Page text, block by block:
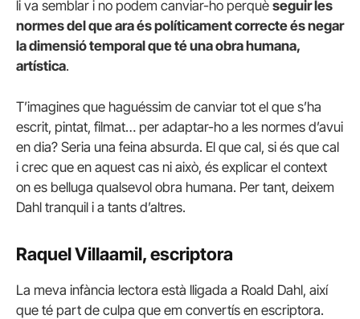
li va semblar i no podem canviar-ho perquè seguir les
normes del que ara és políticament correcte és negar
la dimensió temporal que té una obra humana,
artística.
T’imagines que haguéssim de canviar tot el que s’ha
escrit, pintat, filmat… per adaptar-ho a les normes d’avui
en dia? Seria una feina absurda. El que cal, si és que cal
i crec que en aquest cas ni això, és explicar el context
on es belluga qualsevol obra humana. Per tant, deixem
Dahl tranquil i a tants d’altres.
Raquel Villaamil, escriptora
La meva infància lectora està lligada a Roald Dahl, així
que té part de culpa que em convertís en escriptora.